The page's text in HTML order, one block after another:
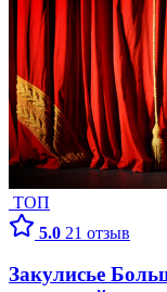
ТОП
5.0 21 отзыв
Закулисье